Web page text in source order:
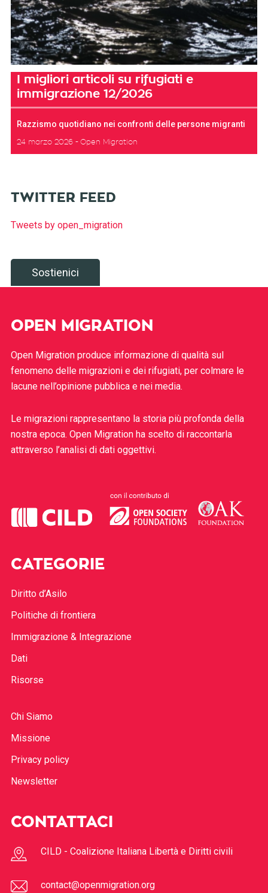
I migliori articoli su rifugiati e
immigrazione 12/2026
Razzismo quotidiano nei confronti delle persone migranti
24 marzo 2026 Open Migration
TWITTER FEED
Tweets by open_migration
Sostienici
OPEN MIGRATION
Open Migration produce informazione di qualità sul
fenomeno delle migrazioni e dei rifugiati, per colmare le
lacune nell’opinione pubblica e nei media.
Le migrazioni rappresentano la storia più profonda della
nostra epoca. Open Migration ha scelto di raccontarla
attraverso l’analisi di dati oggettivi.
CATEGORIE
Diritto d’Asilo
Politiche di frontiera
Immigrazione & Integrazione
Dati
Risorse
Chi Siamo
Missione
Privacy policy
Newsletter
CONTATTACI
CILD - Coalizione Italiana Libertà e Diritti civili
contact@openmigration.org